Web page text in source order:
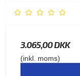
3.065,00 DKK
(inkl. moms)